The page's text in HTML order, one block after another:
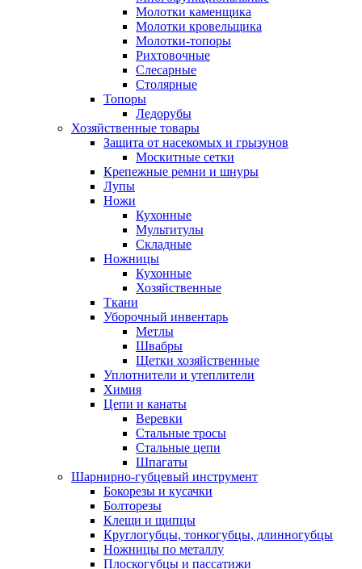
Молотки каменщика
Молотки кровельщика
Молотки-топоры
Рихтовочные
Слесарные
Столярные
Топоры
Ледорубы
Хозяйственные товары
Защита от насекомых и грызунов
Москитные сетки
Крепежные ремни и шнуры
Лупы
Ножи
Кухонные
Мультитулы
Складные
Ножницы
Кухонные
Хозяйственные
Ткани
Уборочный инвентарь
Метлы
Швабры
Щетки хозяйственные
Уплотнители и утеплители
Химия
Цепи и канаты
Веревки
Стальные тросы
Стальные цепи
Шпагаты
Шарнирно-губцевый инструмент
Бокорезы и кусачки
Болторезы
Клещи и щипцы
Круглогубцы, тонкогубцы, длинногубцы
Ножницы по металлу
Плоскогубцы и пассатижи